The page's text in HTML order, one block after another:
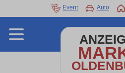
Event Auto